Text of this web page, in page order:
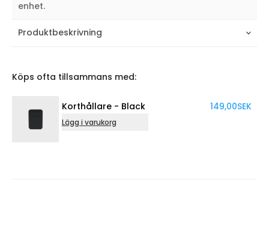
enhet.
Produktbeskrivning
Köps ofta tillsammans med:
- Black 149,00 MagSafe